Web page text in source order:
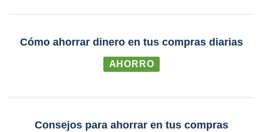
Cómo ahorrar dinero en tus compras diarias
AHORRO
Consejos para ahorrar en tus compras